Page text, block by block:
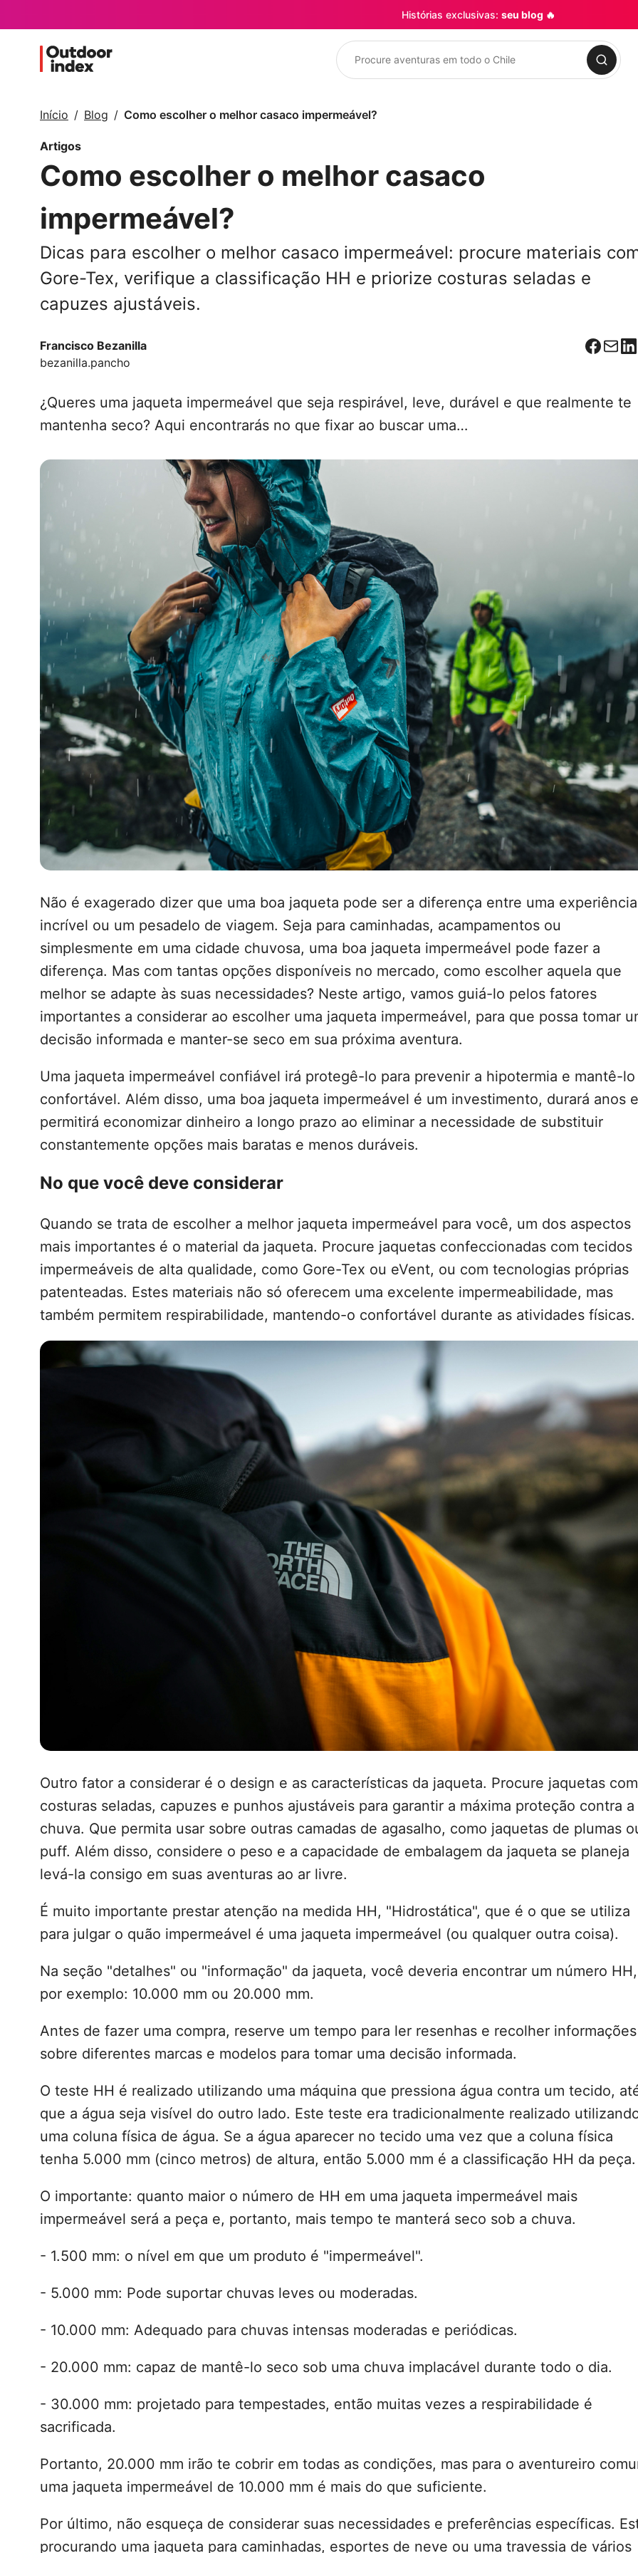
Histórias exclusivas: seu blog 🔥
Procurar
Início Blog Como escolher o melhor casaco impermeável?
Artigos
Como escolher o melhor casaco
impermeável?
Dicas para escolher o melhor casaco impermeável: procure materiais
Gore-Tex, verifique a classificação HH e priorize costuras seladas e
capuzes ajustáveis.
Francisco Bezanilla
bezanilla.pancho
¿Queres uma jaqueta impermeável que seja respirável, leve, durável e que realmente te
mantenha seco? Aqui encontrarás no que fixar ao buscar uma…
Não é exagerado dizer que uma boa jaqueta pode ser a diferença entre uma experiência
incrível ou um pesadelo de viagem. Seja para caminhadas, acampamentos ou
simplesmente em uma cidade chuvosa, uma boa jaqueta impermeável pode fazer a
diferença. Mas com tantas opções disponíveis no mercado, como escolher aquela que
melhor se adapte às suas necessidades? Neste artigo, vamos guiá-lo pelos fatores
importantes a considerar ao escolher uma jaqueta impermeável, para que possa tomar
decisão informada e manter-se seco em sua próxima aventura.
Uma jaqueta impermeável confiável irá protegê-lo para prevenir a hipotermia e mantê-lo
confortável. Além disso, uma boa jaqueta impermeável é um investimento, durará anos e
permitirá economizar dinheiro a longo prazo ao eliminar a necessidade de substituir
constantemente opções mais baratas e menos duráveis.
No que você deve considerar
Quando se trata de escolher a melhor jaqueta impermeável para você, um dos aspectos
mais importantes é o material da jaqueta. Procure jaquetas confeccionadas com tecidos
impermeáveis de alta qualidade, como Gore-Tex ou eVent, ou com tecnologias próprias
patenteadas. Estes materiais não só oferecem uma excelente impermeabilidade, mas
também permitem respirabilidade, mantendo-o confortável durante as atividades físicas.
Outro fator a considerar é o design e as características da jaqueta. Procure jaquetas com
costuras seladas, capuzes e punhos ajustáveis para garantir a máxima proteção contra a
chuva. Que permita usar sobre outras camadas de agasalho, como jaquetas de plumas
puff. Além disso, considere o peso e a capacidade de embalagem da jaqueta se planeja
levá-la consigo em suas aventuras ao ar livre.
É muito importante prestar atenção na medida HH, "Hidrostática", que é o que se utiliza
para julgar o quão impermeável é uma jaqueta impermeável (ou qualquer outra coisa).
Na seção "detalhes" ou "informação" da jaqueta, você deveria encontrar um número HH,
por exemplo: 10.000 mm ou 20.000 mm.
Antes de fazer uma compra, reserve um tempo para ler resenhas e recolher informações
sobre diferentes marcas e modelos para tomar uma decisão informada.
O teste HH é realizado utilizando uma máquina que pressiona água contra um tecido,
que a água seja visível do outro lado. Este teste era tradicionalmente realizado
uma coluna física de água. Se a água aparecer no tecido uma vez que a coluna física
tenha 5.000 mm (cinco metros) de altura, então 5.000 mm é a classificação HH da peça.
O importante: quanto maior o número de HH em uma jaqueta impermeável mais
impermeável será a peça e, portanto, mais tempo te manterá seco sob a chuva.
- 1.500 mm: o nível em que um produto é "impermeável".
- 5.000 mm: Pode suportar chuvas leves ou moderadas.
- 10.000 mm: Adequado para chuvas intensas moderadas e periódicas.
- 20.000 mm: capaz de mantê-lo seco sob uma chuva implacável durante todo o dia.
- 30.000 mm: projetado para tempestades, então muitas vezes a respirabilidade é
sacrificada.
Portanto, 20.000 mm irão te cobrir em todas as condições, mas para o aventureiro
uma jaqueta impermeável de 10.000 mm é mais do que suficiente.
Por último, não esqueça de considerar suas necessidades e preferências específicas.
procurando uma jaqueta para caminhadas, esportes de neve ou uma travessia de vários